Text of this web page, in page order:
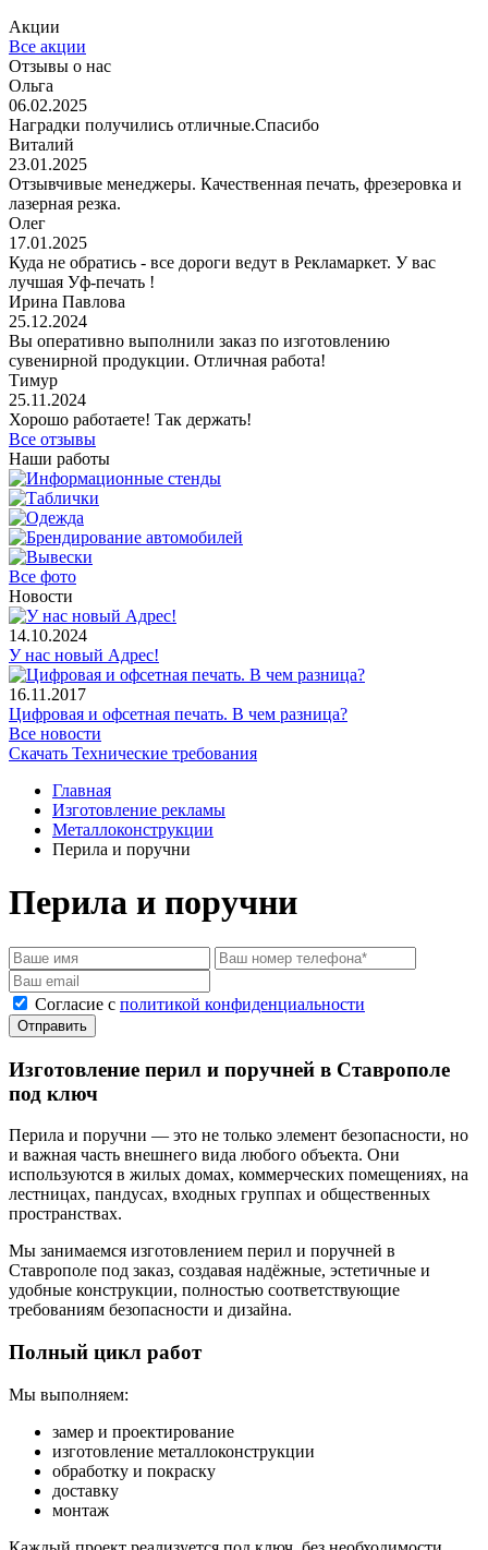
Акции
Все акции
Отзывы о нас
Ольга
06.02.2025
Наградки получились отличные.Спасибо
Виталий
23.01.2025
Отзывчивые менеджеры. Качественная печать, фрезеровка и
лазерная резка.
Олег
17.01.2025
Куда не обратись - все дороги ведут в Рекламаркет. У вас
лучшая Уф-печать !
Ирина Павлова
25.12.2024
Вы оперативно выполнили заказ по изготовлению
сувенирной продукции. Отличная работа!
Тимур
25.11.2024
Хорошо работаете! Так держать!
Все отзывы
Наши работы
Все фото
Новости
14.10.2024
У нас новый Адрес!
16.11.2017
Цифровая и офсетная печать. В чем разница?
Все новости
Скачать Технические требования
Главная
Изготовление рекламы
Металлоконструкции
Перила и поручни
Перила и поручни
Cогласие с политикой конфиденциальности
Отправить
Изготовление перил и поручней в Ставрополе
под ключ
Перила и поручни — это не только элемент безопасности, но
и важная часть внешнего вида любого объекта. Они
используются в жилых домах, коммерческих помещениях, на
лестницах, пандусах, входных группах и общественных
пространствах.
Мы занимаемся изготовлением перил и поручней в
Ставрополе под заказ, создавая надёжные, эстетичные и
удобные конструкции, полностью соответствующие
требованиям безопасности и дизайна.
Полный цикл работ
Мы выполняем:
замер и проектирование
изготовление металлоконструкции
обработку и покраску
доставку
монтаж